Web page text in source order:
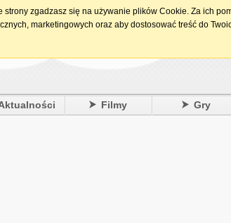
Filmy Gry
strony zgadzasz się na używanie plików Cookie. Za ich
marketingowych oraz aby dostosować treść do